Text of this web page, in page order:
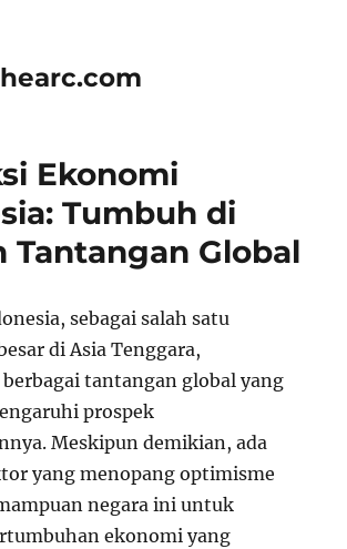
Ekonomi
Tumbuh di
Tantangan Global
sebagai salah satu
di Asia Tenggara,
tantangan global yang
prospek
Meskipun demikian, ada
yang menopang optimisme
negara ini untuk
ekonomi yang